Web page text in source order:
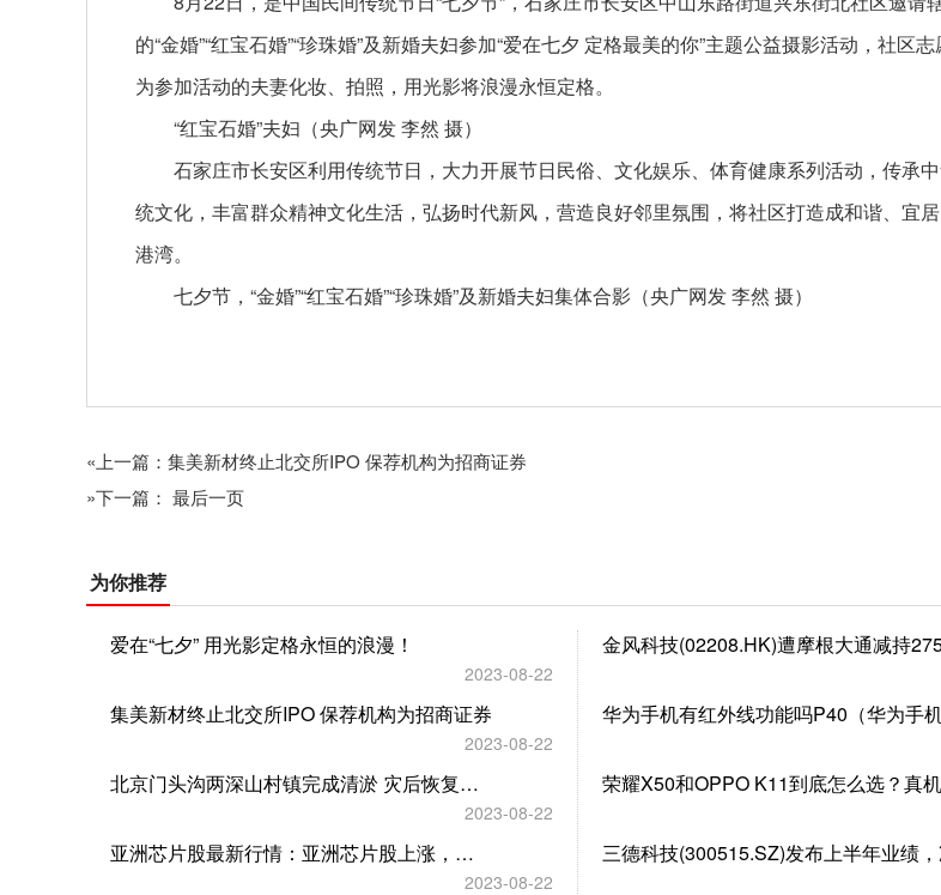
的“金婚”“红宝石婚”“珍珠婚”及新婚夫妇参加“爱在七夕 定格最美的你”主题公益摄影活动，社区
为参加活动的夫妻化妆、拍照，用光影将浪漫永恒定格。
“红宝石婚”夫妇（央广网发 李然 摄）
石家庄市长安区利用传统节日，大力开展节日民俗、文化娱乐、体育健康系列活动，传承
统文化，丰富群众精神文化生活，弘扬时代新风，营造良好邻里氛围，将社区打造成和谐、宜
港湾。
七夕节，“金婚”“红宝石婚”“珍珠婚”及新婚夫妇集体合影（央广网发 李然 摄）
«上一篇：集美新材终止北交所IPO 保荐机构为招商证券
»下一篇： 最后一页
为你推荐
爱在“七夕” 用光影定格永恒的浪漫！
2023-08-22
集美新材终止北交所IPO 保荐机构为招商证券
2023-08-22
北京门头沟两深山村镇完成清淤 灾后恢复重建加快推进
2023-08-22
亚洲芯片股最新行情：亚洲芯片股上涨，隔夜英伟达股价飙升
2023-08-22